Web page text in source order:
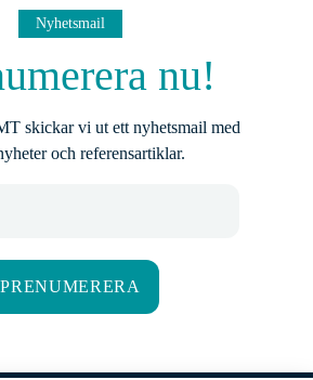
Nyhetsmail
nu!
skickar vi ut ett nyhetsmail med
och referensartiklar.